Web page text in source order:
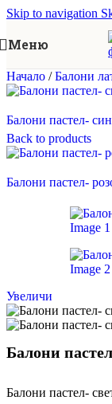
Skip to navigation
Меню
Начало / Балони
Балони пастел-
Back to products
Балони пастел-
Увеличи
Балони
Балони пастел-